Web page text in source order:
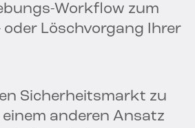
Workflow zum
Löschvorgang Ihrer
Sicherheitsmarkt zu
anderen Ansatz